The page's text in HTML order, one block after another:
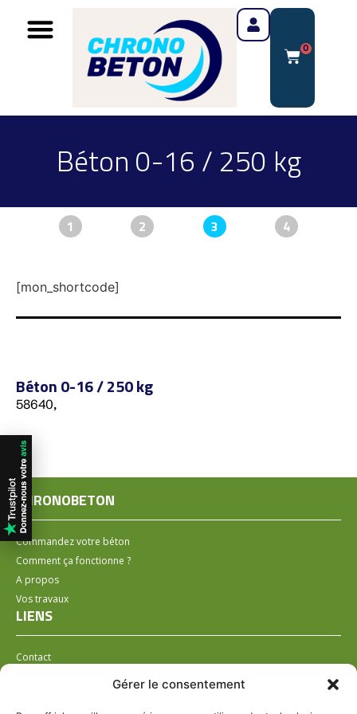
Gérer le consentement
0
Béton 0-16 / 250 kg
1 2 3 4
[mon_shortcode]
Béton 0-16 / 250 kg
58640,
CHRONOBETON
Commandez votre béton
Comment ça fonctionne ?
A propos
Vos travaux
LIENS
Contact